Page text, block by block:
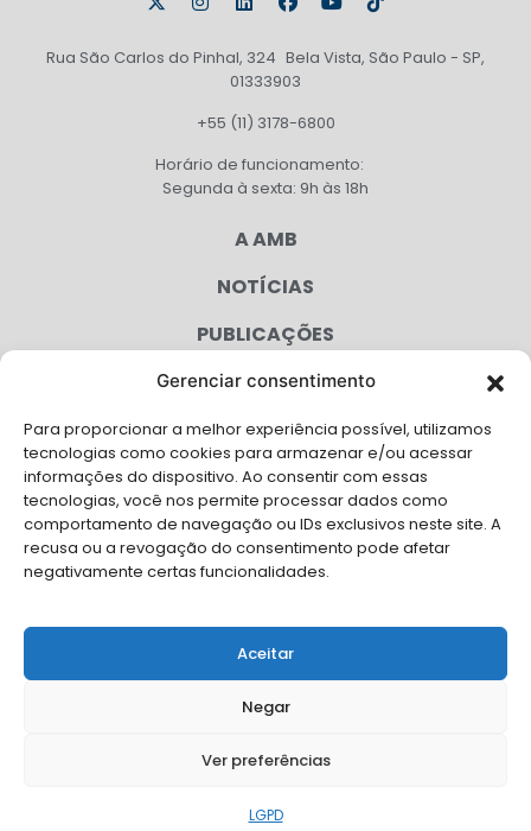
Gerenciar consentimento
Para proporcionar a melhor experiência possível, utilizamos
tecnologias como cookies para armazenar e/ou acessar
informações do dispositivo. Ao consentir com essas
tecnologias, você nos permite processar dados como
comportamento de navegação ou IDs exclusivos neste site. A
recusa ou a revogação do consentimento pode afetar
negativamente certas funcionalidades.
Aceitar
Negar
Ver preferências
LGPD
Rua São Carlos do Pinhal, 324 Bela Vista, São Paulo - SP,
01333903
+55 (11) 3178-6800
Horário de funcionamento:
Segunda à sexta: 9h às 18h
A AMB
NOTÍCIAS
PUBLICAÇÕES
CONGRESSO
AGENDA
CAMPANHAS
SERVIÇOS
FILIADAS
FALE CONOSCO
Solicite Apoio Institucional da AMB para o seu evento